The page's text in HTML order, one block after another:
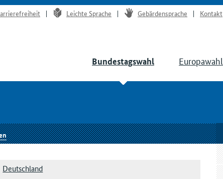
Leichte Sprache Gebärdensprache Kontakt
Bundestagswahl Europawahl
Deutschland